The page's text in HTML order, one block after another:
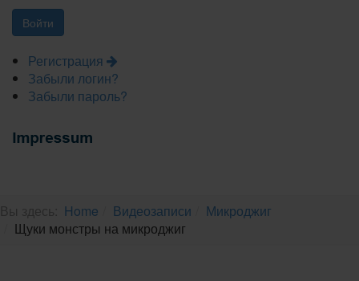
Регистрация
Забыли логин?
Забыли пароль?
Home Видеозаписи
Микроджиг
Щуки монстры на микроджиг